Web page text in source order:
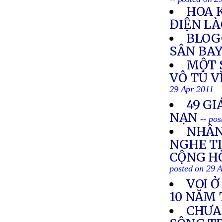
HOA
ĐIỆN
SÂN
MỘT
VÔ TÙ
29 Apr 2011
49
NẠN--
NGHE
CỘNG
posted on 29
VOI
10 NĂM